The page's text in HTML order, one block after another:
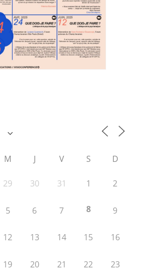
M J V S D
29 30 31 1 2
5 6 7 8 9
12 13 14 15 16
19 20 21 22 23